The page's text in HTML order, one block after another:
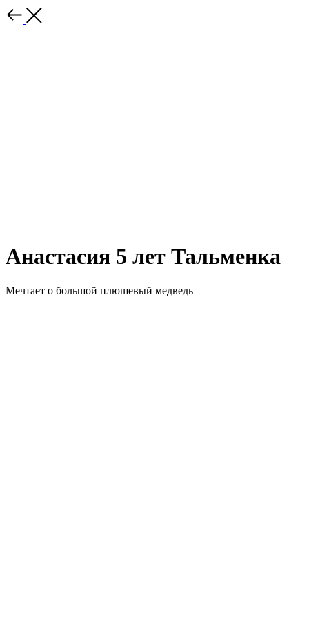
Анастасия 5 лет Тальменка
Мечтает о большой плюшевый медведь